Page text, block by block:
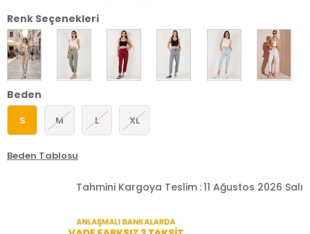
Renk Seçenekleri
Beden
S M L XL
Beden Tablosu
Tahmini Kargoya Teslim :11 Ağustos 2026 Salı